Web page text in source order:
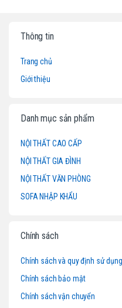
Thông tin
Trang chủ
Giới thiệu
Danh mục sản phẩm
NỘI THẤT CAO CẤP
NỘI THẤT GIA ĐÌNH
NỘI THẤT VĂN PHÒNG
SOFA NHẬP KHẨU
Chính sách
Chính sách và quy định sử dụng
Chính sách bảo mật
Chính sách vận chuyển